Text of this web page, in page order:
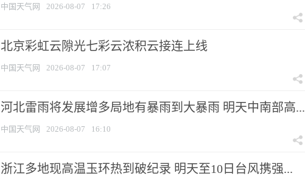
中国天气网 2026-08-07 17:26
北京彩虹云隙光七彩云浓积云接连上线
中国天气网 2026-08-07 17:07
河北雷雨将发展增多局地有暴雨到大暴雨 明天中南部高...
中国天气网 2026-08-07 16:10
浙江多地现高温玉环热到破纪录 明天至10日台风携强...